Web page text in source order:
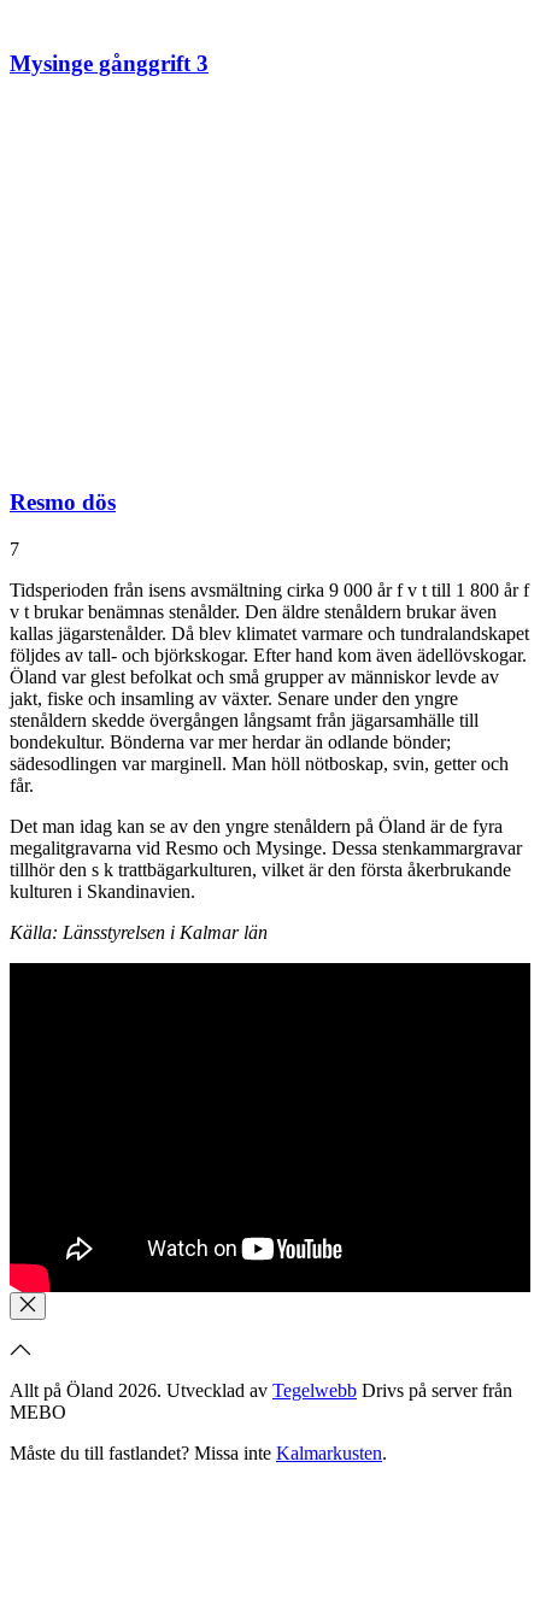
Mysinge gånggrift 3
Resmo dös
7
Tidsperioden från isens avsmältning cirka 9 000 år f v t till 1 800 år f
v t brukar benämnas stenålder. Den äldre stenåldern brukar även
kallas jägarstenålder. Då blev klimatet varmare och tundralandskapet
följdes av tall- och björkskogar. Efter hand kom även ädellövskogar.
Öland var glest befolkat och små grupper av människor levde av
jakt, fiske och insamling av växter. Senare under den yngre
stenåldern skedde övergången långsamt från jägarsamhälle till
bondekultur. Bönderna var mer herdar än odlande bönder;
sädesodlingen var marginell. Man höll nötboskap, svin, getter och
får.
Det man idag kan se av den yngre stenåldern på Öland är de fyra
megalitgravarna vid Resmo och Mysinge. Dessa stenkammargravar
tillhör den s k trattbägarkulturen, vilket är den första åkerbrukande
kulturen i Skandinavien.
Källa: Länsstyrelsen i Kalmar län
Allt på Öland 2026. Utvecklad av Tegelwebb Drivs på server från
MEBO
Måste du till fastlandet? Missa inte Kalmarkusten.